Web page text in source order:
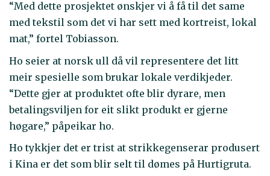
“Med dette prosjektet ønskjer vi å få til det same
med tekstil som det vi har sett med kortreist, lokal
mat,” fortel Tobiasson.
Ho seier at norsk ull då vil representere det litt
meir spesielle som brukar lokale verdikjeder.
“Dette gjer at produktet ofte blir dyrare, men
betalingsviljen for eit slikt produkt er gjerne
høgare,” påpeikar ho.
Ho tykkjer det er trist at strikkegenserar produsert
i Kina er det som blir selt til dømes på Hurtigruta.